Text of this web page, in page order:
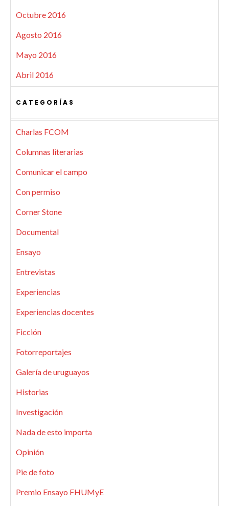
Octubre 2016
Agosto 2016
Mayo 2016
Abril 2016
CATEGORÍAS
Charlas FCOM
Columnas literarias
Comunicar el campo
Con permiso
Corner Stone
Documental
Ensayo
Entrevistas
Experiencias
Experiencias docentes
Ficción
Fotorreportajes
Galería de uruguayos
Historias
Investigación
Nada de esto importa
Opinión
Pie de foto
Premio Ensayo FHUMyE